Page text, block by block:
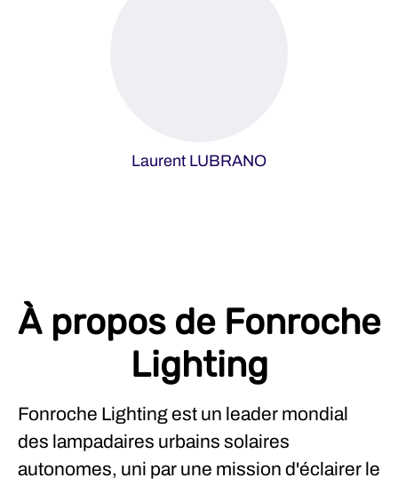
Laurent LUBRANO
À propos de Fonroche
Lighting
Fonroche Lighting est un leader mondial
des lampadaires urbains solaires
autonomes, uni par une mission d'éclairer le